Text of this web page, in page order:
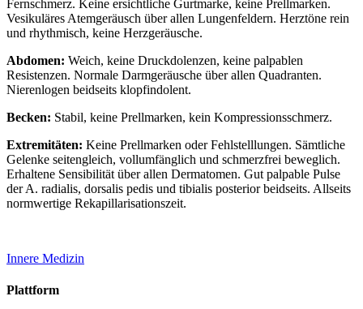
Fernschmerz. Keine ersichtliche Gurtmarke, keine Prellmarken.
Vesikuläres Atemgeräusch über allen Lungenfeldern. Herztöne rein
und rhythmisch, keine Herzgeräusche.
Abdomen: Weich, keine Druckdolenzen, keine palpablen
Resistenzen. Normale Darmgeräusche über allen Quadranten.
Nierenlogen beidseits klopfindolent.
Becken: Stabil, keine Prellmarken, kein Kompressionsschmerz.
Extremitäten: Keine Prellmarken oder Fehlstelllungen. Sämtliche
Gelenke seitengleich, vollumfänglich und schmerzfrei beweglich.
Erhaltene Sensibilität über allen Dermatomen. Gut palpable Pulse
der A. radialis, dorsalis pedis und tibialis posterior beidseits. Allseits
normwertige Rekapillarisationszeit.
Innere Medizin
Plattform